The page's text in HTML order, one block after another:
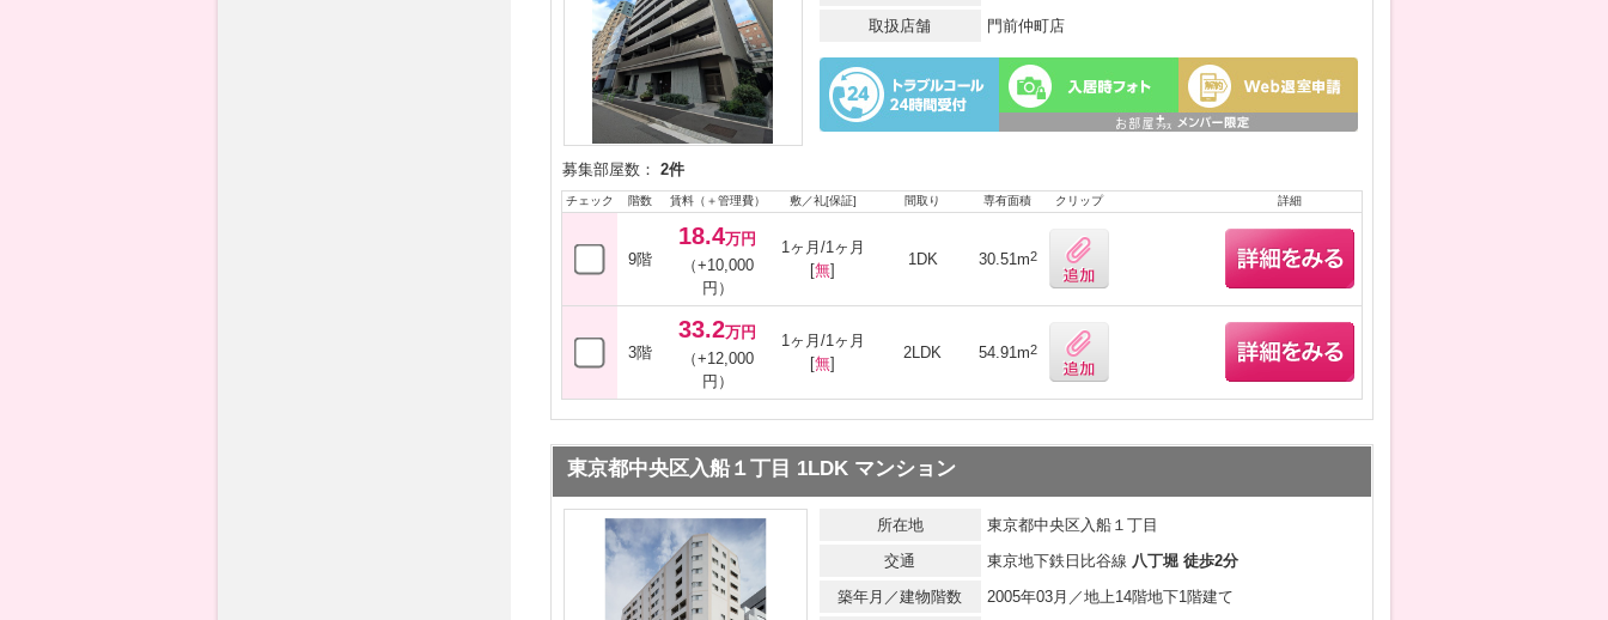
取扱店舗
門前仲町店
募集部屋数： 2件
チェック 階数 賃料（＋管理費） 敷／礼[保証] 間取り 専有面積 クリップ 詳細
9階
18.4万円
（+10,000
円）
1ヶ月/1ヶ月
[無]
1DK 30.51m2
3階
33.2万円
（+12,000
円）
1ヶ月/1ヶ月
[無]
2LDK 54.91m2
東京都中央区入船１丁目 1LDK マンション
所在地
東京都中央区入船１丁目
交通
東京地下鉄日比谷線 八丁堀 徒歩2分
築年月／建物階数
2005年03月／地上14階地下1階建て